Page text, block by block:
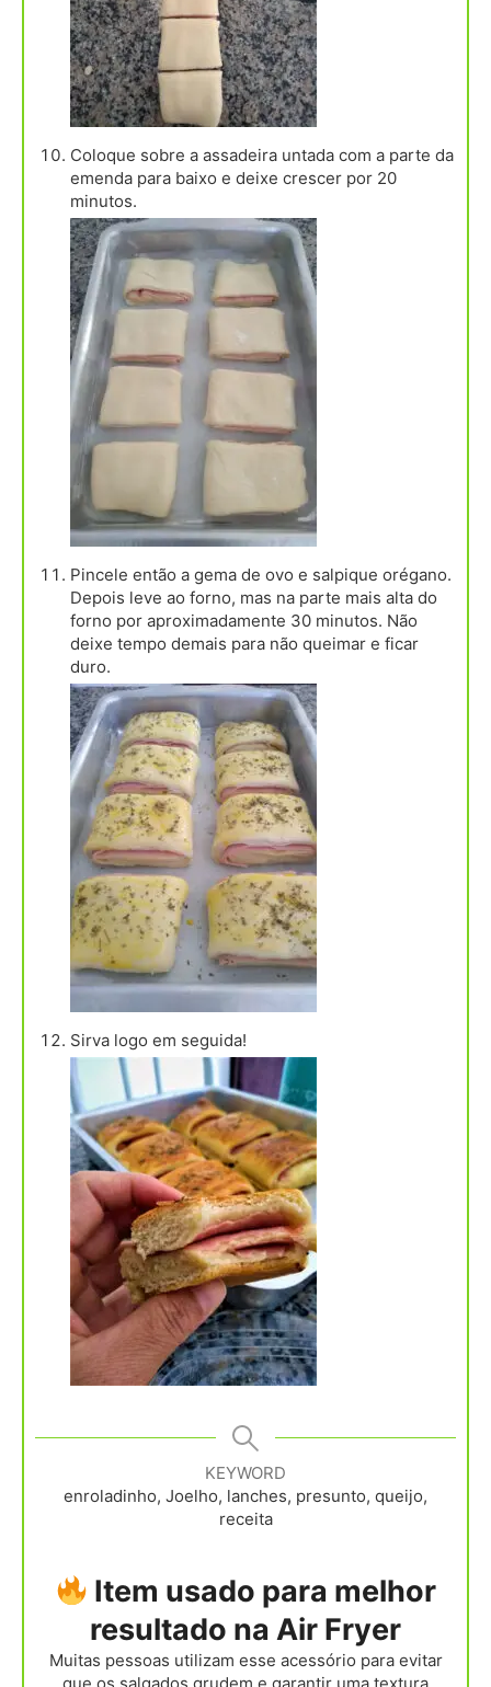
Coloque sobre a assadeira untada com a parte da
emenda para baixo e deixe crescer por 20
minutos.
Pincele então a gema de ovo e salpique orégano.
Depois leve ao forno, mas na parte mais alta do
forno por aproximadamente 30 minutos. Não
deixe tempo demais para não queimar e ficar
duro.
Sirva logo em seguida!
KEYWORD
enroladinho, Joelho, lanches, presunto, queijo,
receita
Item usado para melhor
resultado na Air Fryer
Muitas pessoas utilizam esse acessório para evitar